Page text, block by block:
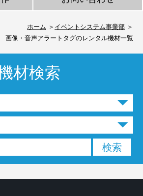
ホーム
イベントシステム事業部
画像・音声アラートタグのレンタル機材一覧
材検索